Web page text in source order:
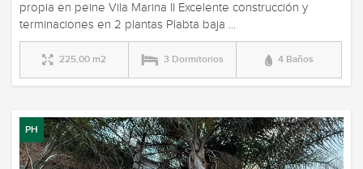
propia en peine Vila Marina II Excelente construcción y
terminaciones en 2 plantas Plabta baja ...
225,00 m2 3 Dormitorios 4 Baños
PH